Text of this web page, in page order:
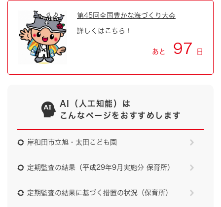
第45回全国豊かな海づくり大会
詳しくはこちら！
あと 97 日
AI（人工知能）は
こんなページをおすすめします
岸和田市立旭・太田こども園
定期監査の結果（平成29年9月実施分 保育所）
定期監査の結果に基づく措置の状況（保育所）